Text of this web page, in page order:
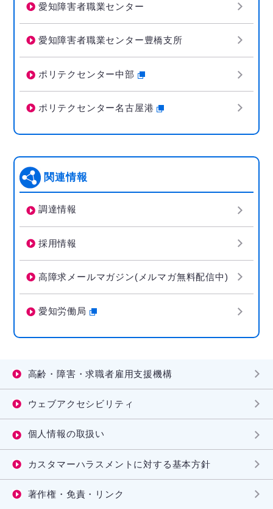
愛知障害者職業センター
愛知障害者職業センター豊橋支所
ポリテクセンター中部
ポリテクセンター名古屋港
関連情報
調達情報
採用情報
高障求メールマガジン(メルマガ無料配信中)
愛知労働局
高齢・障害・求職者雇用支援機構
ウェブアクセシビリティ
個人情報の取扱い
カスタマーハラスメントに対する基本方針
著作権・免責・リンク